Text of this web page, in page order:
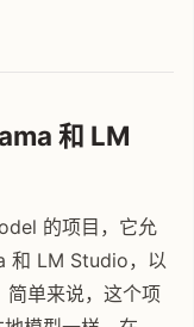
和 LM
的项目，它允
和 LM Studio，以
单来说，这个项